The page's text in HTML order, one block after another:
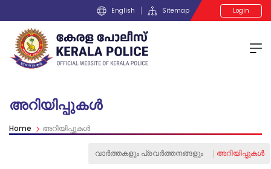
English Sitemap Login
അറിയിപ്പുകള്‍
Home അറിയിപ്പുകള്‍
വാര്‍ത്തകളും പ്രവര്‍ത്തനങ്ങളും അറിയിപ്പുകള്‍